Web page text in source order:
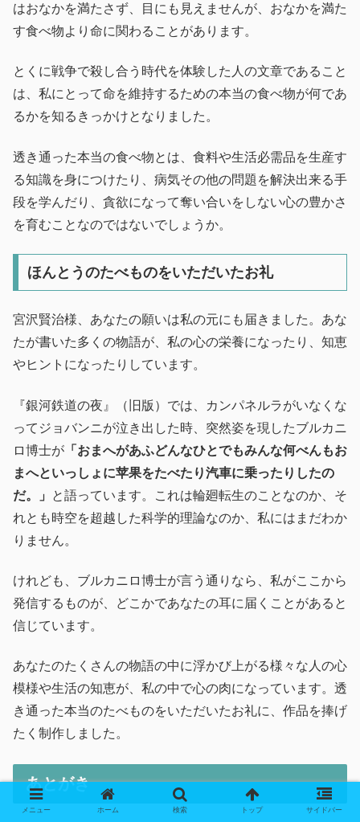
はおなかを満たさず、目にも見えませんが、おなかを満た
す食べ物より命に関わることがあります。
とくに戦争で殺し合う時代を体験した人の文章であること
は、私にとって命を維持するための本当の食べ物が何であ
るかを知るきっかけとなりました。
透き通った本当の食べ物とは、食料や生活必需品を生産す
る知識を身につけたり、病気その他の問題を解決出来る手
段を学んだり、貪欲になって奪い合いをしない心の豊かさ
を育むことなのではないでしょうか。
ほんとうのたべものをいただいたお礼
宮沢賢治様、あなたの願いは私の元にも届きました。あな
たが書いた多くの物語が、私の心の栄養になったり、知恵
やヒントになったりしています。
『銀河鉄道の夜』（旧版）では、カンパネルラがいなくな
ってジョバンニが泣き出した時、突然姿を現したブルカニ
ロ博士が 「おまへがあふどんなひとでもみんな何べんもお
まへといっしょに苹果をたべたり汽車に乗ったりしたの
だ。」
と語っています。これは輪廻転生のことなのか、そ
れとも時空を超越した科学的理論なのか、私にはまだわか
りません。
けれども、ブルカニロ博士が言う通りなら、私がここから
発信するものが、どこかであなたの耳に届くことがあると
信じています。
あなたのたくさんの物語の中に浮かび上がる様々な人の心
模様や生活の知恵が、私の中で心の肉になっています。透
き通った本当のたべものをいただいたお礼に、作品を捧げ
たく制作しました。
あとがき
メニュー ホーム 検索 トップ サイドバー